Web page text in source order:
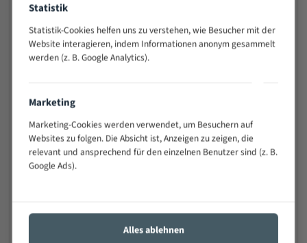
Widerstandsfähig gegen Zahnbruch auch bei
schwierigen Werkstücken (Materialmischung,
wechselnde Verbindungslängen)
Sehr geringe Vibration
Technische Beschreibung:
Positiver Spanwinkel
Bandkörper aus hochlegiertem Federstahl
Statistik
Statistik-Cookies helfen uns zu verstehen, wie Besucher mit der
Website interagieren, indem Informationen anonym gesammelt
werden (z. B. Google Analytics).
Marketing
Marketing-Cookies werden verwendet, um Besuchern auf
Websites zu folgen. Die Absicht ist, Anzeigen zu zeigen, die
relevant und ansprechend für den einzelnen Benutzer sind (z. B.
Google Ads).
Alles ablehnen